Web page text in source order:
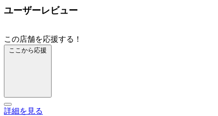
ユーザーレビュー
この店舗を応援する！
ここから応援
詳細を見る